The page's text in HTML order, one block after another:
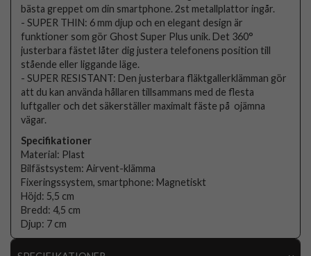
bästa greppet om din smartphone. 2st metallplattor ingår.
- SUPER THIN: 6 mm djup och en elegant design är
funktioner som gör Ghost Super Plus unik. Det 360°
justerbara fästet låter dig justera telefonens position till
stående eller liggande läge.
- SUPER RESISTANT: Den justerbara fläktgallerklämman gör
att du kan använda hållaren tillsammans med de flesta
luftgaller och det säkerställer maximalt fäste på ojämna
vägar.
Specifikationer
Material: Plast
Bilfästsystem: Airvent-klämma
Fixeringssystem, smartphone: Magnetiskt
Höjd: 5,5 cm
Bredd: 4,5 cm
Djup: 7 cm